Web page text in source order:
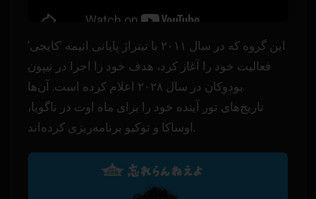
این گروه که در سال ۲۰۱۱ با تیتراژ پایانی انیمه 'کایجی'
فعالیت خود را آغاز کرد، هدف خود را اجرا در نیپون
بودوکان در سال ۲۰۲۸ اعلام کرده است. آن‌ها
تاریخ‌های تور آینده خود را برای ماه اوت در ناگویا،
اوساکا و توکیو برنامه‌ریزی کرده‌اند.